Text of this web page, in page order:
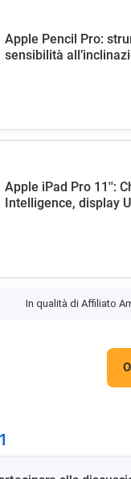
Apple Pencil Pro:
sensibilità
Apple iPad Pro 11'':
Intelligence, display
In qualità di Affiliato
1